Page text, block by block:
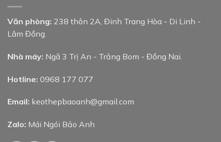
Văn phòng: 238 thôn 2A, Đinh Trang Hòa - Di Linh -
Lâm Đồng.
Nhà máy: Ngã 3 Trị An - Trảng Bom - Đồng Nai.
Hotline: 0968 177 077
Email: keothepbaoanh@gmail.com
Zalo: Mái Ngói Bảo Anh